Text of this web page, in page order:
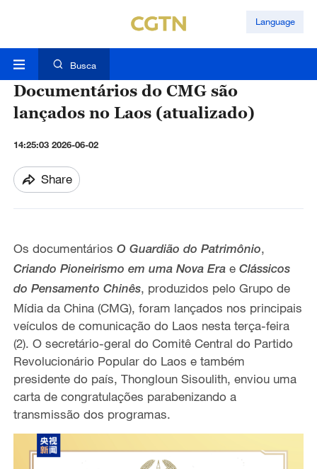
Language
Busca
Documentários do CMG são
lançados no Laos (atualizado)
14:25:03 2026-06-02
Share
Os documentários O Guardião do Patrimônio,
Criando Pioneirismo em uma Nova Erae Clássicos
do Pensamento Chinês, produzidos pelo Grupo de
Mídia da China (CMG), foram lançados nos principais
veículos de comunicação do Laos nesta terça-feira
(2). O secretário-geral do Comitê Central do Partido
Revolucionário Popular do Laos e também
presidente do país, Thongloun Sisoulith, enviou uma
carta de congratulações parabenizando a
transmissão dos programas.